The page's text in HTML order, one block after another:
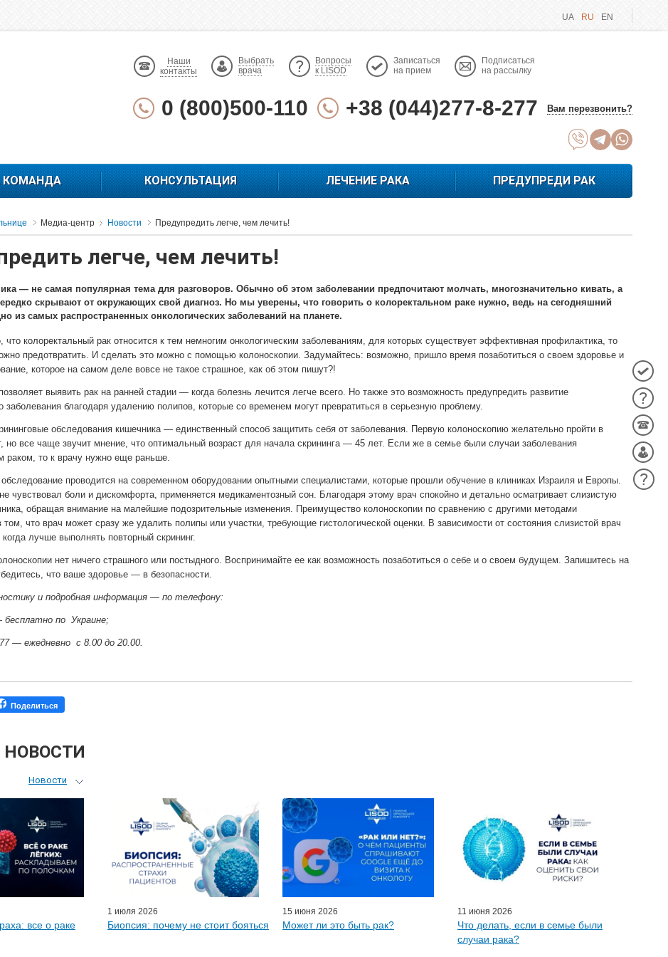
UA RU EN
Наши
контакты
Выбрать
врача
Вопросы
к LISOD
Записаться
на прием
Подписаться
на рассылку
0 (800)500-110 +38 (044)277-8-277 Вам перезвонить?
КОНСУЛЬТАЦИЯ ЛЕЧЕНИЕ РАКА ПРЕДУПРЕДИ РАК
Медиа-центр Новости Предупредить легче, чем лечить!
легче, чем лечить!
— не самая популярная тема для разговоров. Обычно об этом заболевании предпочитают молчать, многозначительно кивать, а
скрывают от окружающих свой диагноз. Но мы уверены, что говорить о колоректальном раке нужно, ведь на сегодняшний
из самых распространенных онкологических заболеваний на планете.
что колоректальный рак относится к тем немногим онкологическим заболеваниям, для которых существует эффективная профилактика, то
предотвратить. И сделать это можно с помощью колоноскопии. Задумайтесь: возможно, пришло время позаботиться о своем здоровье и
которое на самом деле вовсе не такое страшное, как об этом пишут?!
выявить рак на ранней стадии — когда болезнь лечится легче всего. Но также это возможность предупредить развитие
заболевания благодаря удалению полипов, которые со временем могут превратиться в серьезную проблему.
обследования кишечника — единственный способ защитить себя от заболевания. Первую колоноскопию желательно пройти в
но все чаще звучит мнение, что оптимальный возраст для начала скрининга — 45 лет. Если же в семье были случаи заболевания
раком, то к врачу нужно еще раньше.
проводится на современном оборудовании опытными специалистами, которые прошли обучение в клиниках Израиля и Европы.
чувствовал боли и дискомфорта, применяется медикаментозный сон. Благодаря этому врач спокойно и детально осматривает слизистую
обращая внимание на малейшие подозрительные изменения. Преимущество колоноскопии по сравнению с другими методами
том, что врач может сразу же удалить полипы или участки, требующие гистологической оценки. В зависимости от состояния слизистой врач
лучше выполнять повторный скрининг.
нет ничего страшного или постыдного. Воспринимайте ее как возможность позаботиться о себе и о своем будущем. Запишитесь на
что ваше здоровье — в безопасности.
и подробная информация — по телефону:
бесплатно по Украине;
— ежедневно с 8.00 до 20.00.
Поделиться
НОВОСТИ
Новости
гид
для врачей
гости
онлайн
партнеры
все о раке
1 июля 2026
Биопсия: почему не стоит бояться
15 июня 2026
Может ли это быть рак?
11 июня 2026
Что делать, если в семье были
случаи рака?